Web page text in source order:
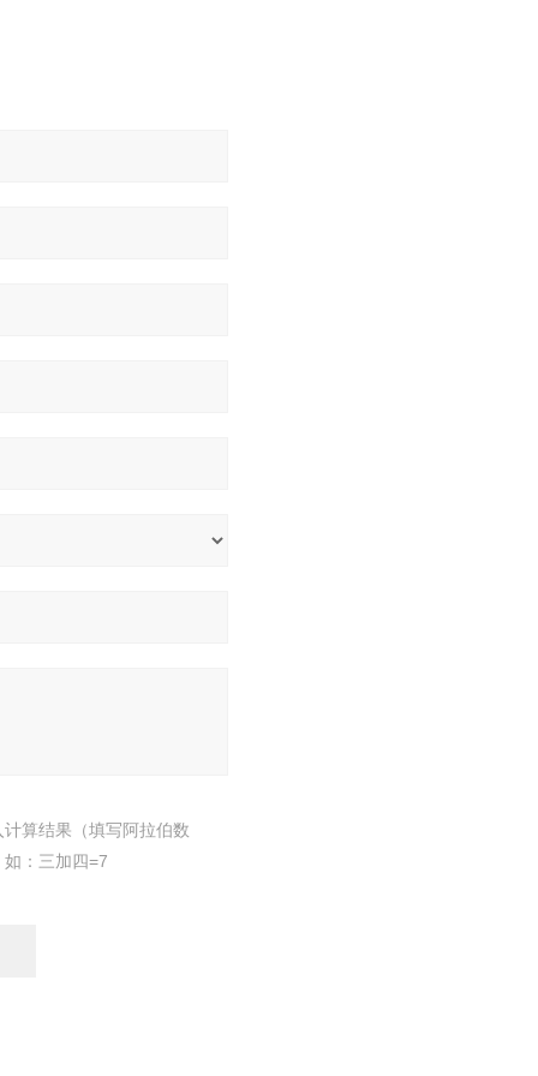
计算结果（填写阿拉伯数
如：三加四=7